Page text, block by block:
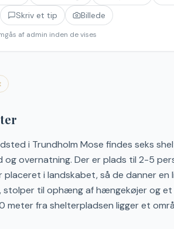
Skriv et tip Billede
af admin inden de vises
i Trundholm Mose findes seks
overnatning. Der er plads til 2-5
placeret i landskabet, så de danner en
stolper til ophæng af hængekøjer og
meter fra shelterpladsen ligger et